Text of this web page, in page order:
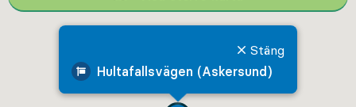
Hultafallsvägen (Askersund)
Stäng